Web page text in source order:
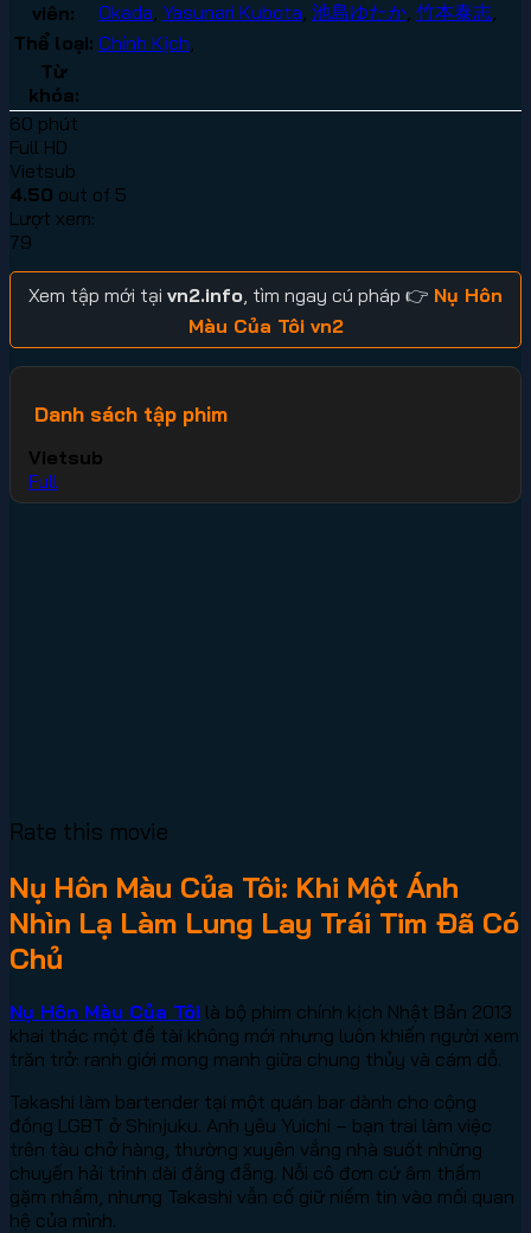
viên:
Okada Yasunari Kubota 池島ゆたか 竹本泰志
Thể loại: Chính Kịch
Từ
khóa:
60 phút
Full HD
Vietsub
4.50 out of 5
Lượt xem:
79
Xem tập mới tại vn2.info , tìm ngay cú pháp 👉 Nụ Hôn
Màu Của Tôi vn2
Danh sách tập phim
Vietsub
Full
Rate this movie
Nụ Hôn Màu Của Tôi: Khi Một Ánh
Nhìn Lạ Làm Lung Lay Trái Tim Đã Có
Chủ
Nụ Hôn Màu Của Tôi là bộ phim chính kịch Nhật Bản 2013
khai thác một đề tài không mới nhưng luôn khiến người xem
trăn trở: ranh giới mong manh giữa chung thủy và cám dỗ.
Takashi làm bartender tại một quán bar dành cho cộng
đồng LGBT ở Shinjuku. Anh yêu Yuichi – bạn trai làm việc
trên tàu chở hàng, thường xuyên vắng nhà suốt những
chuyến hải trình dài đằng đẵng. Nỗi cô đơn cứ âm thầm
gặm nhấm, nhưng Takashi vẫn cố giữ niềm tin vào mối quan
hệ của mình.